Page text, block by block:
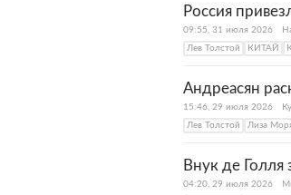
Россия
09:55, 31 июля 2026
Лев Толстой
КИТАЙ
Андреасян
15:46, 29 июля 2026
Лев Толстой
Лиза
Внук де Голля
04:20, 29 июля 2026